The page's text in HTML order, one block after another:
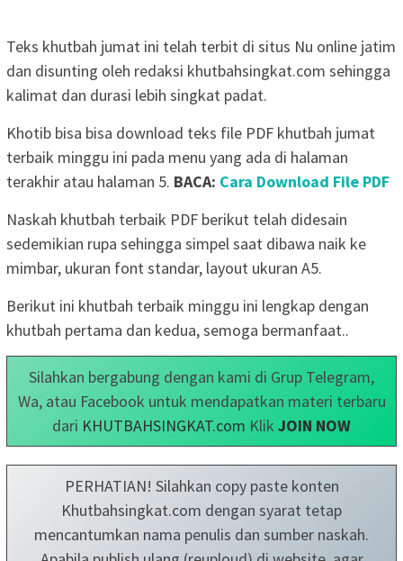
Teks khutbah jumat ini telah terbit di situs Nu online jatim
dan disunting oleh redaksi khutbahsingkat.com sehingga
kalimat dan durasi lebih singkat padat.
Khotib bisa bisa download teks file PDF khutbah jumat
terbaik minggu ini pada menu yang ada di halaman
terakhir atau halaman 5. BACA: Cara Download File PDF
Naskah khutbah terbaik PDF berikut telah didesain
sedemikian rupa sehingga simpel saat dibawa naik ke
mimbar, ukuran font standar, layout ukuran A5.
Berikut ini khutbah terbaik minggu ini lengkap dengan
khutbah pertama dan kedua, semoga bermanfaat..
Silahkan bergabung dengan kami di Grup Telegram,
Wa, atau Facebook untuk mendapatkan materi terbaru
dari KHUTBAHSINGKAT.com Klik JOIN NOW
PERHATIAN! Silahkan copy paste konten
Khutbahsingkat.com dengan syarat tetap
mencantumkan nama penulis dan sumber naskah.